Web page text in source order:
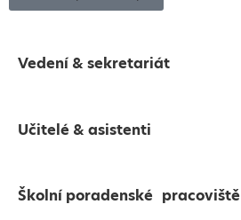
Vedení & sekretariát
Učitelé & asistenti
Školní poradenské pracoviště